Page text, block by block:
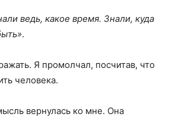
ведь, какое время. Знали, куда
.
Я промолчал, посчитав, что
человека.
вернулась ко мне. Она